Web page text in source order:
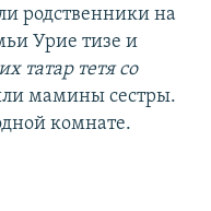
родственники на
Урие тизе и
татар тетя со
мамины сестры.
комнате.